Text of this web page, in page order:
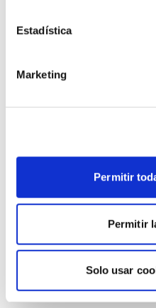
Estadística
Marketing
Permitir
Permitir
Solo usar